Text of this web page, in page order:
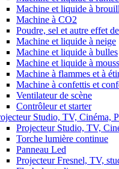
Machine et liquide à
Machine à CO2
Poudre, sel et autre effet
Machine et liquide à neige
Machine et liquide à bulles
Machine et liquide à
Machine à flammes et à
Machine à confettis et
Ventilateur de scène
Contrôleur et starter
Studio, TV, Cinéma,
Projecteur Studio, TV,
Torche lumière continue
Panneau Led
Projecteur Fresnel, TV,